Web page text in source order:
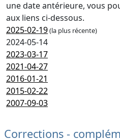
une date antérieure, vous
aux liens ci-dessous.
2025-02-19(la plus récente)
2024-05-14
2023-03-17
2021-04-27
2016-01-21
2015-02-22
2007-09-03
Corrections -